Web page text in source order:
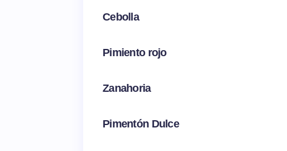
Cebolla
Pimiento rojo
Zanahoria
Pimentón Dulce